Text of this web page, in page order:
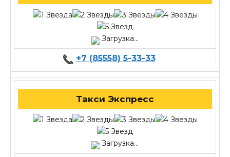
Загрузка...
+7 (85558) 5-33-33
Такси Экспресс
Загрузка...